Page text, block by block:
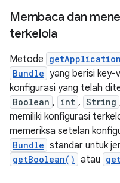
Membaca dan
terkelola
Metode
Bundle yang berisi key-
konfigurasi yang telah
Boolean , int , String
memiliki konfigurasi
memeriksa setelan
Bundle standar untuk
getBoolean() atau